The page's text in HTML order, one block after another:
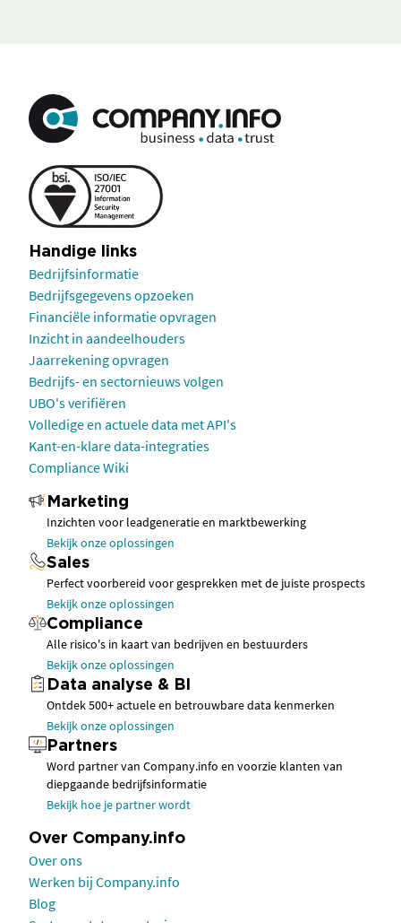
Handige links
Bedrijfsinformatie
Bedrijfsgegevens opzoeken
Financiële informatie opvragen
Inzicht in aandeelhouders
Jaarrekening opvragen
Bedrijfs- en sectornieuws volgen
UBO's verifiëren
Volledige en actuele data met API's
Kant-en-klare data-integraties
Compliance Wiki
Marketing
Inzichten voor leadgeneratie en marktbewerking
Bekijk onze oplossingen
Sales
Perfect voorbereid voor gesprekken met de juiste prospects
Bekijk onze oplossingen
Compliance
Alle risico's in kaart van bedrijven en bestuurders
Bekijk onze oplossingen
Data analyse & BI
Ontdek 500+ actuele en betrouwbare data kenmerken
Bekijk onze oplossingen
Partners
Word partner van Company.info en voorzie klanten van
diepgaande bedrijfsinformatie
Bekijk hoe je partner wordt
Over Company.info
Over ons
Werken bij Company.info
Blog